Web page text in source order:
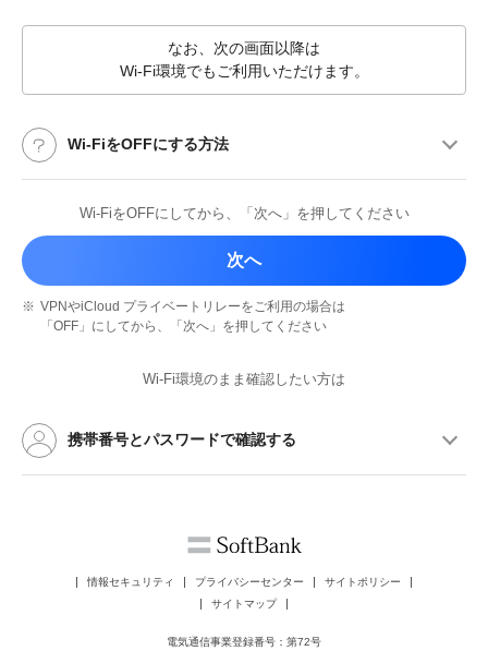
なお、次の画面以降は
Wi-Fi環境でもご利用いただけます。
Wi-FiをOFFにする方法
Wi-FiをOFFにしてから、 「次へ」を押してください
次へ
※ VPNやiCloud プライベートリレーを ご利用の場合は
「OFF」にしてから、
「次へ」を押してください
Wi-Fi環境のまま確認したい方は
携帯番号とパスワードで確認する
情報セキュリティ プライバシーセンター
サイトポリシー
サイトマップ
電気通信事業登録番号：第72号